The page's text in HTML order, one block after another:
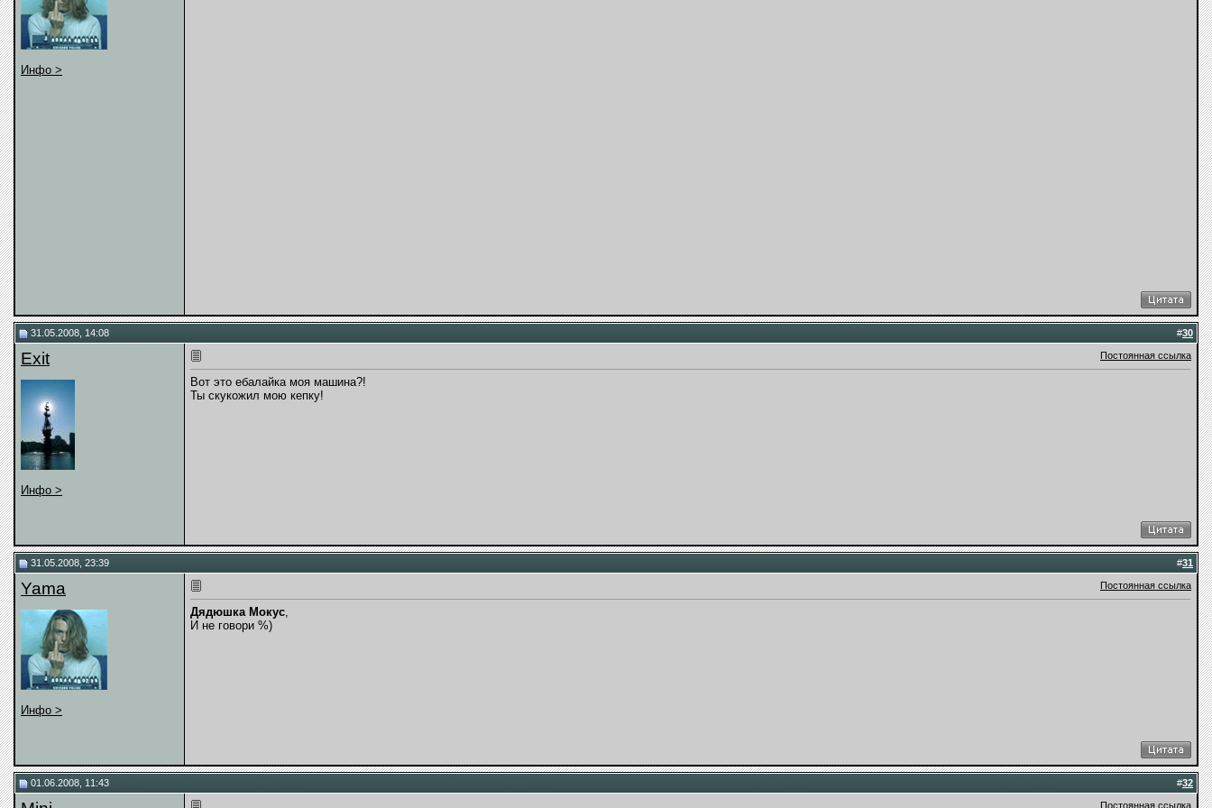
Инфо >
31.05.2008, 14:08 #30
Exit
Инфо >
Постоянная ссылка
Вот это ебалайка моя машина?!
Ты скукожил мою кепку!
31.05.2008, 23:39 #31
Yama
Инфо >
Постоянная ссылка
Дядюшка Мокус,
И не говори %)
01.06.2008, 11:43 #32
Постоянная ссылка